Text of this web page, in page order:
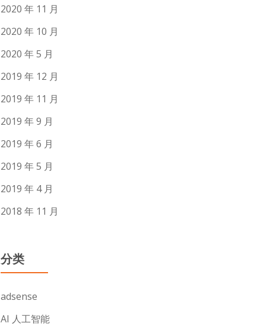
2020 年 11 月
2020 年 10 月
2020 年 5 月
2019 年 12 月
2019 年 11 月
2019 年 9 月
2019 年 6 月
2019 年 5 月
2019 年 4 月
2018 年 11 月
分类
adsense
AI 人工智能